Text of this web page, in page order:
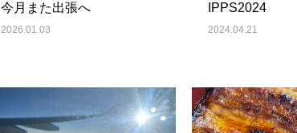
今月また出張へ
2026.01.03
IPPS2024
2024.04.21